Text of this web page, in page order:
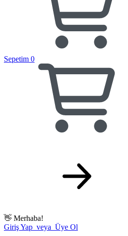
Sepetim 0
👋 Merhaba!
Giriş Yap veya Üye Ol